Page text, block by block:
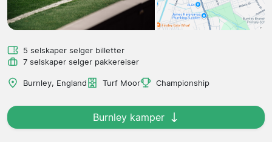
5 selskaper selger billetter
7 selskaper selger pakkereiser
Burnley, England Turf Moor Championship
Burnley kamper